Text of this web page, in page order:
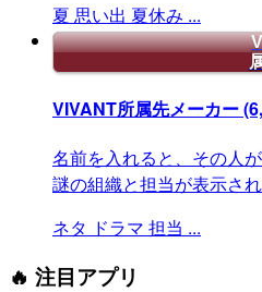
夏 思い出 夏休み ...
VIVANT所属先メーカー
名前を入れると、その人
謎の組織と担当が表示さ
ネタ ドラマ 担当 ...
🔥 注目アプリ